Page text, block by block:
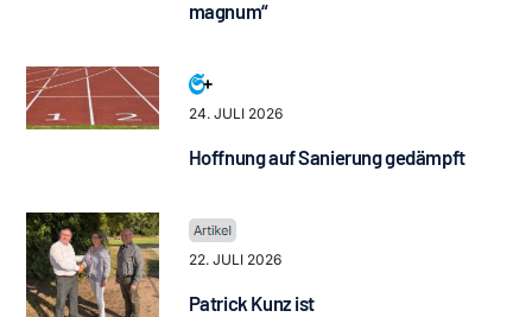
magnum“
24. JULI 2026
Hoffnung auf Sanierung gedämpft
22. JULI 2026
Patrick Kunz ist